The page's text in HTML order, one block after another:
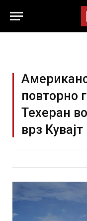
повторно
Техеран
врз Кувајт